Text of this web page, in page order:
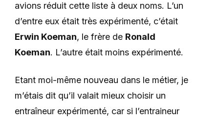
avions réduit cette liste à deux noms. L’un
d’entre eux était très expérimenté, c’était
Erwin Koeman, le frère de Ronald
Koeman. L’autre était moins expérimenté.
Etant moi-même nouveau dans le métier, je
m’étais dit qu’il valait mieux choisir un
entraîneur expérimenté, car si l’entraineur